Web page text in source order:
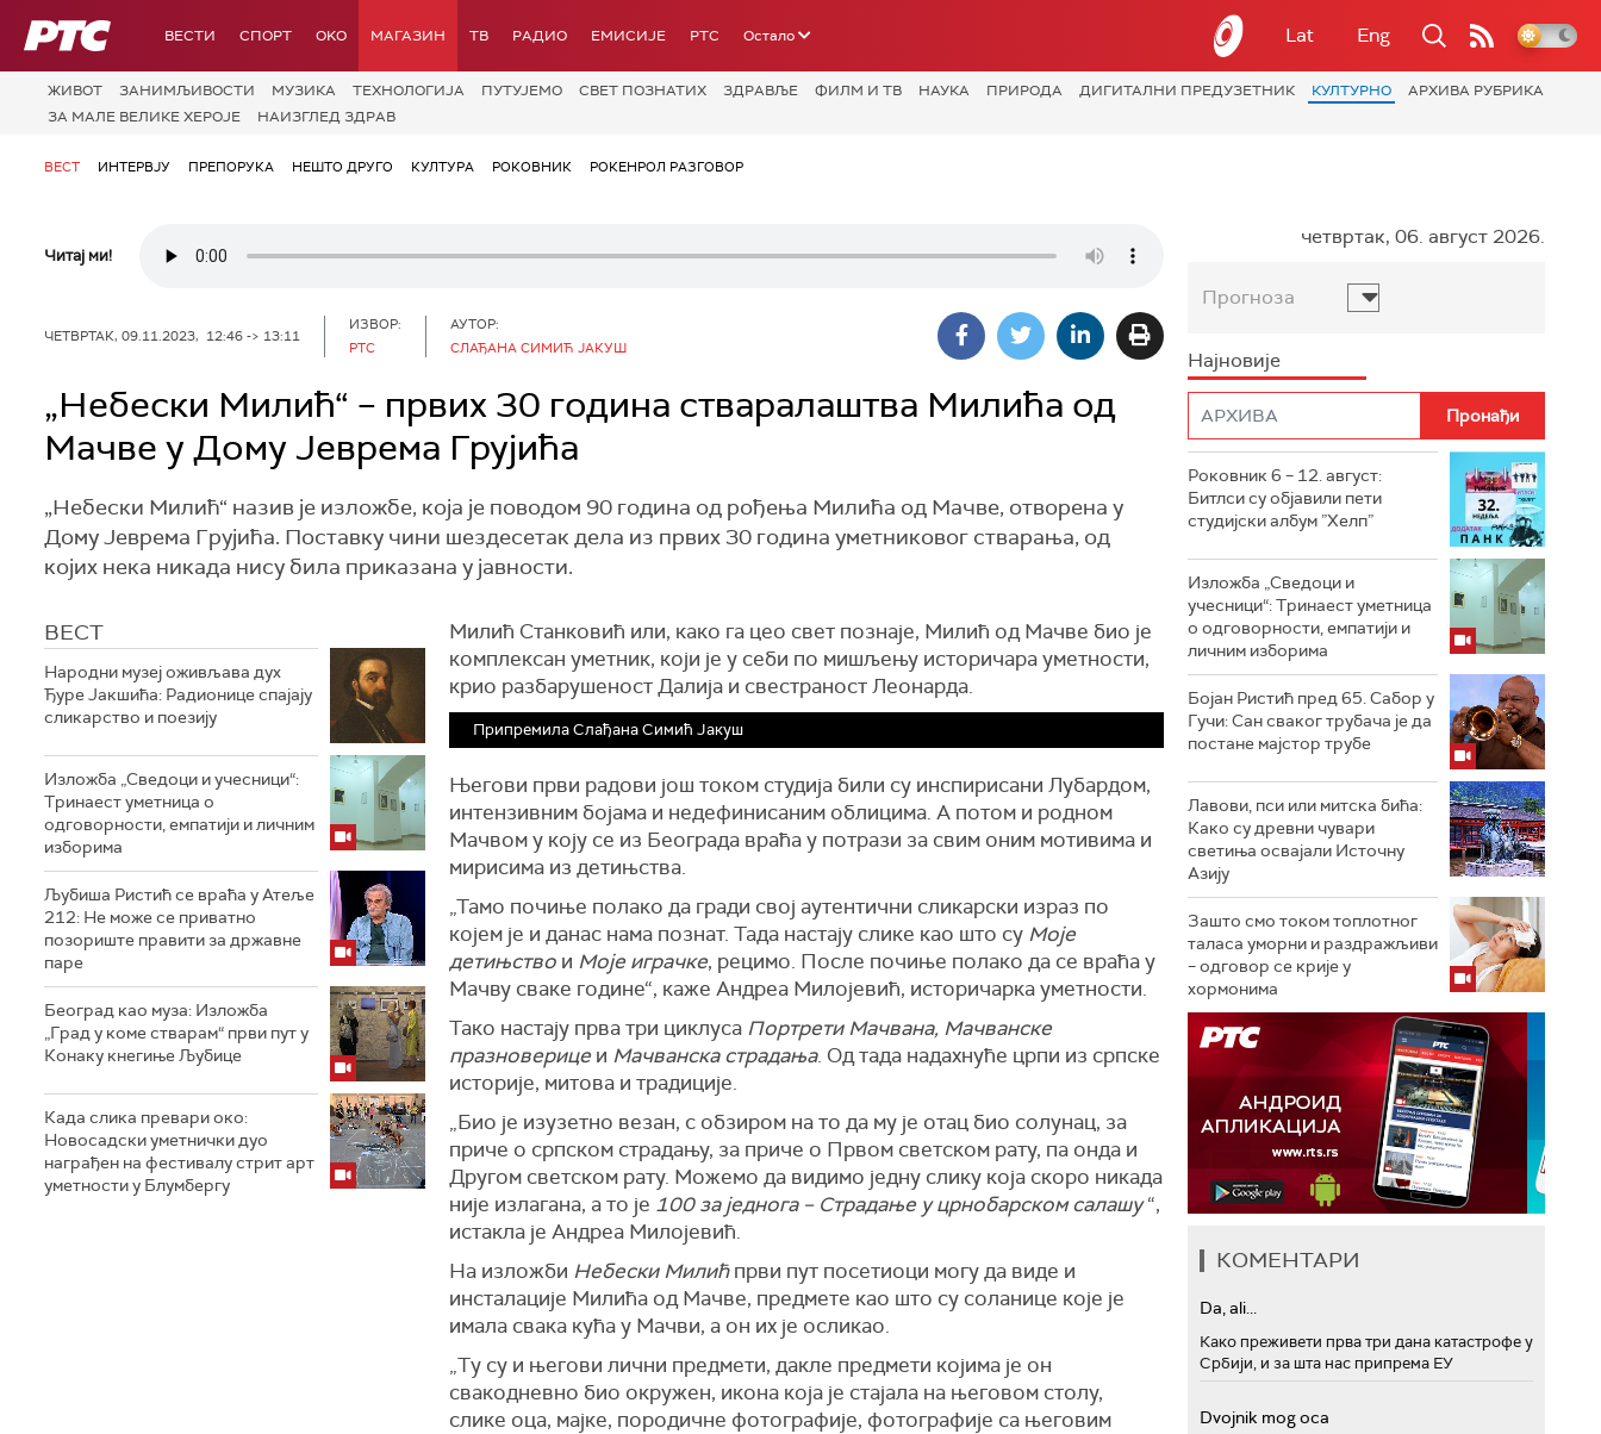
РТС ВЕСТИ СПОРТ OKO МАГАЗИН ТВ РАДИО ЕМИСИЈЕ РТС Остало Lat Eng
ЖИВОТ ЗАНИМЉИВОСТИ МУЗИКА ТЕХНОЛОГИЈA ПУТУЈЕМО СВЕТ ПОЗНАТИХ ЗДРАВЉЕ ФИЛМ И ТВ НАУКА ПРИРОДА ДИГИТАЛНИ ПРЕДУЗЕТНИК КУЛТУРНО
АРХИВА РУБРИКА
ЗА МАЛЕ ВЕЛИКЕ ХЕРОЈЕ
НАИЗГЛЕД ЗДРАВ
ВЕСТ ИНТЕРВЈУ ПРЕПОРУКА НЕШТО ДРУГО КУЛТУРА РОКОВНИК РОКЕНРОЛ РАЗГОВОР
Читај ми!
ЧЕТВРТАК, 09.11.2023, 12:46 -> 13:11
ИЗВОР:
РТС
АУТОР:
СЛАЂАНА СИМИЋ ЈАКУШ
„Небески Милић“ – првих 30 година стваралаштва Милића од
Мачве у Дому Јеврема Грујића
„Небески Милић“ назив је изложбе, која је поводом 90 година од рођења Милића од Мачве, отворена у
Дому Јеврема Грујића. Поставку чини шездесетак дела из првих 30 година уметниковог стварања, од
којих нека никада нису била приказана у јавности.
ВЕСТ
Народни музеј оживљава дух
Ђуре Јакшића: Радионице спајају
сликарство и поезију
Изложба „Сведоци и учесници“:
Тринаест уметница о
одговорности, емпатији и личним
изборима
Љубиша Ристић се враћа у Атеље
212: Не може се приватно
позориште правити за државне
паре
Београд као муза: Изложба
„Град у коме стварам“ први пут у
Конаку кнегиње Љубице
Када слика превари око:
Новосадски уметнички дуо
награђен на фестивалу стрит арт
уметности у Блумбергу
Милић Станковић или, како га цео свет познаје, Милић од Мачве био је
комплексан уметник, који је у себи по мишљењу историчара уметности,
крио разбарушеност Далија и свестраност Леонарда.
Припремила Слађана Симић Јакуш
Његови први радови још током студија били су инспирисани Лубардом,
интензивним бојама и недефинисаним облицима. А потом и родном
Мачвом у коју се из Београда враћа у потрази за свим оним мотивима и
мирисима из детињства.
„Тамо почиње полако да гради свој аутентични сликарски израз по
којем је и данас нама познат. Тада настају слике као што су Моје
детињство и Моје играчке, рецимо. После почиње полако да се враћа у
Мачву сваке године“, каже Андреа Милојевић, историчарка уметности.
Тако настају прва три циклуса Портрети Мачвана, Мачванске
празноверицеи Мачванска страдања. Од тада надахнуће црпи из српске
историје, митова и традиције.
„Био је изузетно везан, с обзиром на то да му је отац био солунац, за
приче о српском страдању, за приче о Првом светском рату, па онда и
Другом светском рату. Можемо да видимо једну слику која скоро никада
није излагана, а то је 100 за једнога – Страдање у црнобарском салашу“,
истакла је Андреа Милојевић.
На изложби Небески Милићпрви пут посетиоци могу да виде и
инсталације Милића од Мачве, предмете као што су соланице које је
имала свака кућа у Мачви, а он их је осликао.
„Ту су и његови лични предмети, дакле предмети којима је он
свакодневно био окружен, икона која је стајала на његовом столу,
слике оца, мајке, породичне фотографије, фотографије са његовим
четвртак, 06. август 2026.
Прогноза
Најновије
Роковник 6 – 12. август:
Битлси су објавили пети
студијски албум ”Хелп”
Изложба „Сведоци и
учесници“: Тринаест уметница
о одговорности, емпатији и
личним изборима
Бојан Ристић пред 65. Сабор у
Гучи: Сан сваког трубача је да
постане мајстор трубе
Лавови, пси или митска бића:
Како су древни чувари
светиња освајали Источну
Азију
Зашто смо током топлотног
таласа уморни и раздражљиви
– одговор се крије у
хормонима
КОМЕНТАРИ
Da, ali...
Како преживети прва три дана катастрофе у
Србији, и за шта нас припрема ЕУ
Dvojnik mog oca